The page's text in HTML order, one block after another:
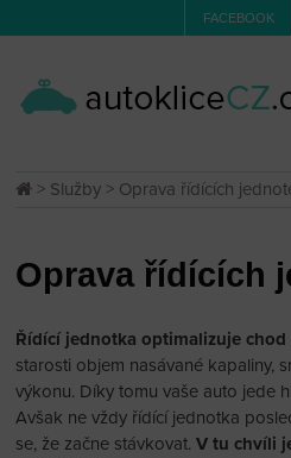
FACEBOOK
> Služby > Oprava řídících
Oprava řídících
Řídící jednotka optimalizuje
starosti objem nasávané kapaliny,
výkonu. Díky tomu vaše auto jede
Avšak ne vždy řídící jednotka
se, že začne stávkovat. V tu chvíli